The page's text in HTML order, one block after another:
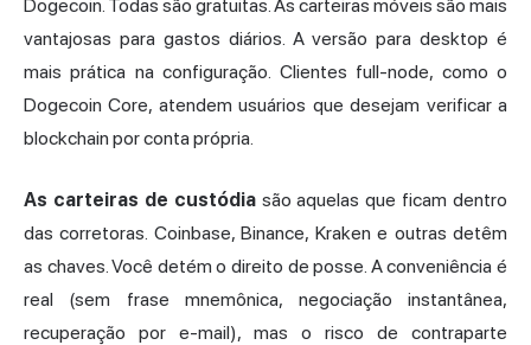
Dogecoin. Todas são gratuitas. As carteiras móveis são mais
vantajosas para gastos diários. A versão para desktop é
mais prática na configuração. Clientes full-node, como o
Dogecoin Core, atendem usuários que desejam verificar a
blockchain por conta própria.
As carteiras de custódiasão aquelas que ficam dentro
das corretoras. Coinbase, Binance, Kraken e outras detêm
as chaves. Você detém o direito de posse. A conveniência é
real (sem frase mnemônica, negociação instantânea,
recuperação por e-mail), mas o risco de contraparte